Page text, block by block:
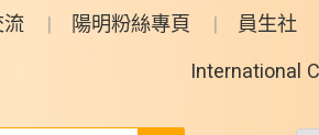
流 陽明粉絲專頁 員生社
International